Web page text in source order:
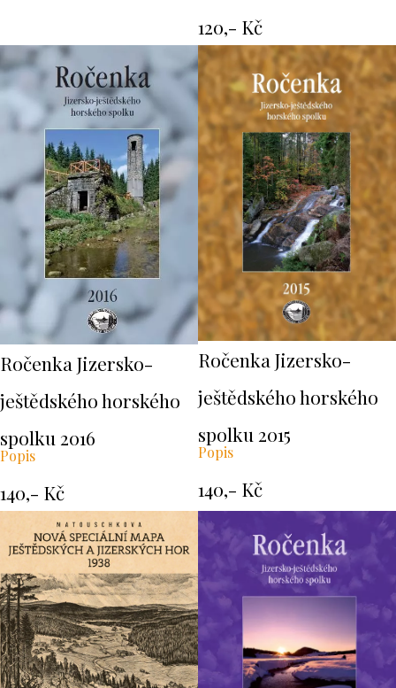
120,- Kč
Ročenka Jizersko-
ještědského horského
spolku 2016
Popis
140,- Kč
Ročenka Jizersko-
ještědského horského
spolku 2015
Popis
140,- Kč